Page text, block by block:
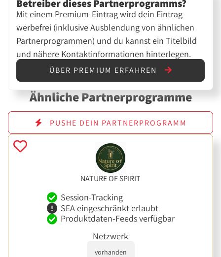
Betreiber dieses Partnerprogramms?
Mit einem Premium-Eintrag wird dein Eintrag
werbefrei (inklusive Ausblendung von ähnlichen
Partnerprogrammen) und du kannst ein Titelbild
und nähere Kontaktinformationen hinterlegen.
ÜBER PREMIUM ERFAHREN
Ähnliche Partnerprogramme
PUSHE DEIN PARTNERPROGRAMM
NATURE OF SPIRIT
Session-Tracking
SEA eingeschränkt erlaubt
Produktdaten-Feeds verfügbar
Netzwerk
vorhanden